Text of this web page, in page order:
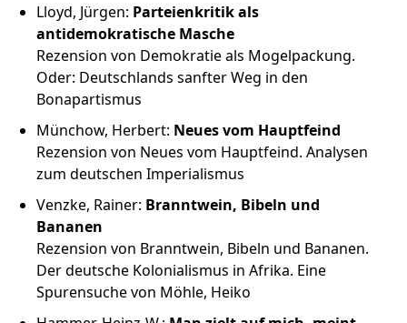
Lloyd, Jürgen: Parteienkritik als
antidemokratische Masche
Rezension von Demokratie als Mogelpackung.
Oder: Deutschlands sanfter Weg in den
Bonapartismus
Münchow, Herbert: Neues vom Hauptfeind
Rezension von Neues vom Hauptfeind. Analysen
zum deutschen Imperialismus
Venzke, Rainer: Branntwein, Bibeln und
Bananen
Rezension von Branntwein, Bibeln und Bananen.
Der deutsche Kolonialismus in Afrika. Eine
Spurensuche von Möhle, Heiko